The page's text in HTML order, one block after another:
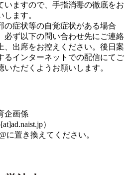
いますので、手指消毒の徹底をお
します。
の症状等の自覚症状がある場合
必ず以下の問い合わせ先にご連絡
、出席をお控えください。後日案
るインターネットでの配信にてご
いただくようお願いします。
企画係
）
に置き換えてください。